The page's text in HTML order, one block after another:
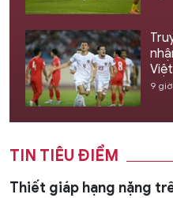
9
TIN TIÊU ĐIỂM
Thiết giáp hạng nặng